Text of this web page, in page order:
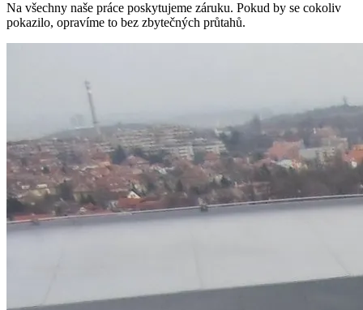
Na všechny naše práce poskytujeme záruku. Pokud by se cokoliv
pokazilo, opravíme to bez zbytečných průtahů.